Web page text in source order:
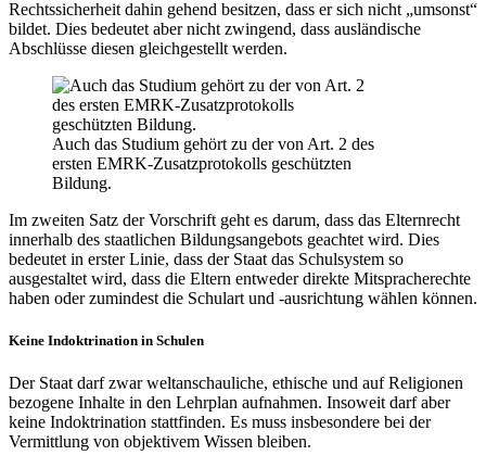
Rechtssicherheit dahin gehend besitzen, dass er sich nicht „umsonst“
bildet. Dies bedeutet aber nicht zwingend, dass ausländische
Abschlüsse diesen gleichgestellt werden.
Auch das Studium gehört zu der von Art. 2 des
ersten EMRK-Zusatzprotokolls geschützten
Bildung.
Im zweiten Satz der Vorschrift geht es darum, dass das Elternrecht
innerhalb des staatlichen Bildungsangebots geachtet wird. Dies
bedeutet in erster Linie, dass der Staat das Schulsystem so
ausgestaltet wird, dass die Eltern entweder direkte Mitspracherechte
haben oder zumindest die Schulart und -ausrichtung wählen können.
Keine Indoktrination in Schulen
Der Staat darf zwar weltanschauliche, ethische und auf Religionen
bezogene Inhalte in den Lehrplan aufnahmen. Insoweit darf aber
keine Indoktrination stattfinden. Es muss insbesondere bei der
Vermittlung von objektivem Wissen bleiben.